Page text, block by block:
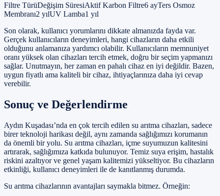
Filtre TürüDeğişim SüresiAktif Karbon Filtre6 ayTers Osmoz
Membranı2 yılUV Lamba1 yıl
Son olarak, kullanıcı yorumlarını dikkate almanızda fayda var.
Gerçek kullanıcıların deneyimleri, hangi cihazların daha etkili
olduğunu anlamanıza yardımcı olabilir. Kullanıcıların memnuniyet
oranı yüksek olan cihazları tercih etmek, doğru bir seçim yapmanızı
sağlar. Unutmayın, her zaman en pahalı cihaz en iyi değildir. Bazen,
uygun fiyatlı ama kaliteli bir cihaz, ihtiyaçlarınıza daha iyi cevap
verebilir.
Sonuç ve Değerlendirme
Aydın Kuşadası’nda en çok tercih edilen su arıtma cihazları, sadece
birer teknoloji harikası değil, aynı zamanda sağlığımızı korumanın
da önemli bir yolu. Su arıtma cihazları, içme suyumuzun kalitesini
artırarak, sağlığımıza katkıda bulunuyor. Temiz suya erişim, hastalık
riskini azaltıyor ve genel yaşam kalitemizi yükseltiyor. Bu cihazların
etkinliği, kullanıcı deneyimleri ile de kanıtlanmış durumda.
Su arıtma cihazlarının avantajları saymakla bitmez. Örneğin: